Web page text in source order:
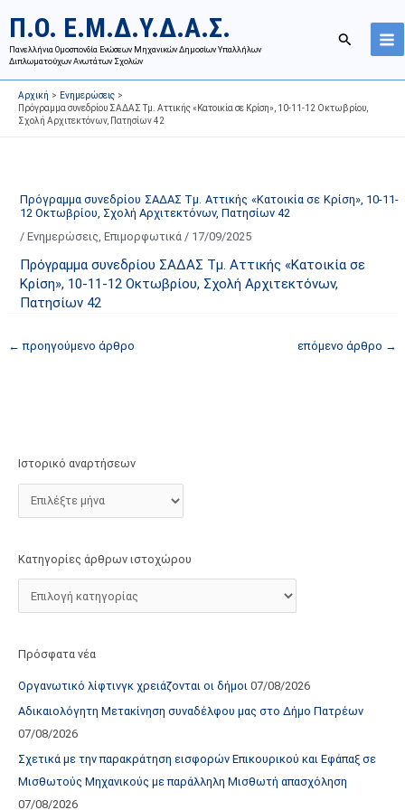
περιεχόμενο
Π.Ο. Ε.Μ.Δ.Υ.Δ.Α.Σ.
Πανελλήνια Ομοσπονδία Ενώσεων Μηχανικών Δημοσίων Υπαλλήλων
Διπλωματούχων Ανωτάτων Σχολών
Αναζήτηση
Αρχική
Ενημερώσεις
Πρόγραμμα συνεδρίου ΣΑΔΑΣ Τμ. Αττικής «Κατοικία σε Κρίση», 10-11-12 Οκτωβρίου,
Σχολή Αρχιτεκτόνων, Πατησίων 42
Πρόγραμμα συνεδρίου ΣΑΔΑΣ Τμ. Αττικής «Κατοικία σε Κρίση», 10-11-
12 Οκτωβρίου, Σχολή Αρχιτεκτόνων, Πατησίων 42
/ Ενημερώσεις Επιμορφωτικά / 17/09/2025
Πρόγραμμα συνεδρίου ΣΑΔΑΣ Τμ. Αττικής «Κατοικία σε
Κρίση», 10-11-12 Οκτωβρίου, Σχολή Αρχιτεκτόνων,
Πατησίων 42
← προηγούμενο άρθρο επόμενο άρθρο →
Ιστορικό αναρτήσεων
τ
ο
ρ
ι
ν
α
ρ
τ
ή
ε
Κατηγορίες άρθρων ιστοχώρου
τ
η
γ
ο
ς
ά
ρ
θ
ρ
ν
χ
ώ
υ
Πρόσφατα νέα
Οργανωτικό λίφτινγκ χρειάζονται οι δήμοι 07/08/2026
Αδικαιολόγητη Μετακίνηση συναδέλφου μας στο Δήμο Πατρέων
07/08/2026
Σχετικά με την παρακράτηση εισφορών Επικουρικού και Εφάπαξ σε
Μισθωτούς Μηχανικούς με παράλληλη Μισθωτή απασχόληση
07/08/2026